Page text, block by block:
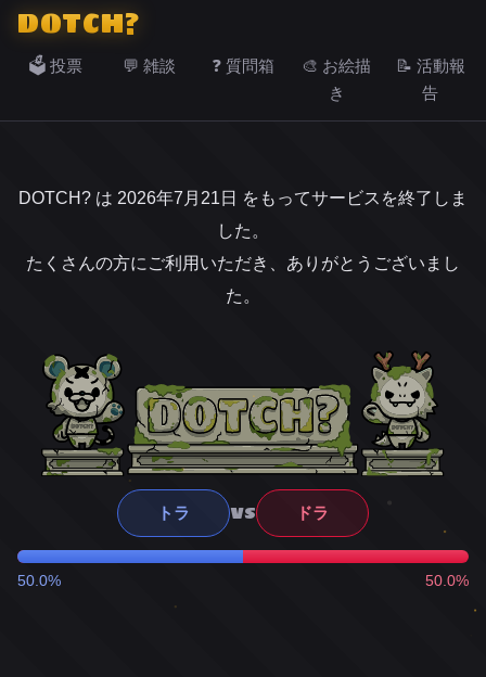
DOTCH?
🗳️ 投票 💬 雑談 ❓ 質問箱
🎨 お絵描
き
📝 活動報
告
DOTCH? は 2026年7月21日 をもってサービスを終了しま
した。
たくさんの方にご利用いただき、ありがとうございまし
た。
トラ VS ドラ
50.0% 50.0%